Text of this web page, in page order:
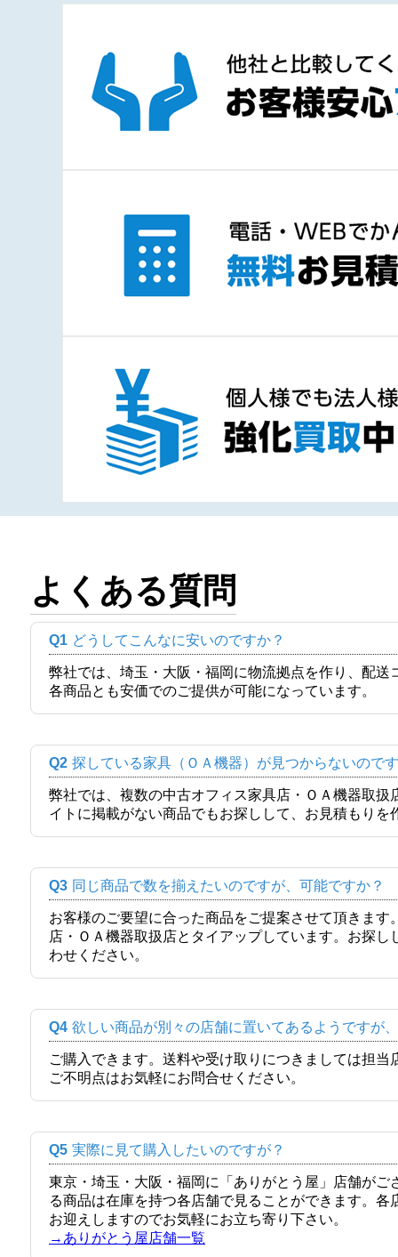
よくある質問
Q1 どうしてこんなに安いのですか？
弊社では、埼玉・大阪・福岡に物流拠点を作り、配
各商品とも安価でのご提供が可能になっています。
Q2 探している家具（ＯＡ機器）が見つからないので
弊社では、複数の中古オフィス家具店・ＯＡ機器取
イトに掲載がない商品でもお探しして、お見積もりを
Q3 同じ商品で数を揃えたいのですが、可能ですか？
お客様のご要望に合った商品をご提案させて頂きま
店・ＯＡ機器取扱店とタイアップしています。お探
わせください。
Q4 欲しい商品が別々の店舗に置いてあるようですが
ご購入できます。送料や受け取りにつきましては担
ご不明点はお気軽にお問合せください。
Q5 実際に見て購入したいのですが？
東京・埼玉・大阪・福岡に「ありがとう屋」店舗が
る商品は在庫を持つ各店舗で見ることができます。
お迎えしますのでお気軽にお立ち寄り下さい。
→ありがとう屋店舗一覧